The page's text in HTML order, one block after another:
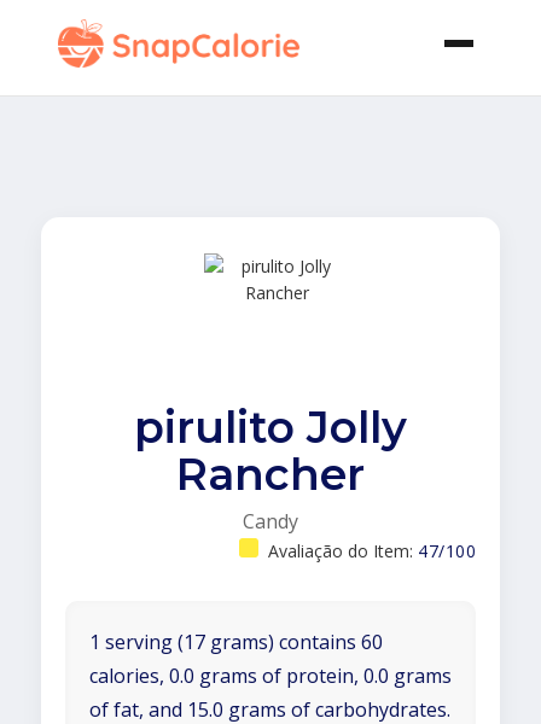
pirulito Jolly
Rancher
Candy
Avaliação do Item: 47/100
1 serving (17 grams) contains 60
calories, 0.0 grams of protein, 0.0 grams
of fat, and 15.0 grams of carbohydrates.